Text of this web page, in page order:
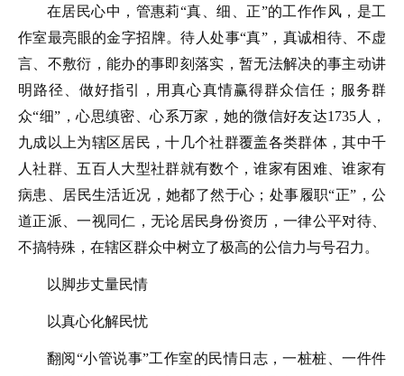
在居民心中，管惠莉“真、细、正”的工作作风，是工
作室最亮眼的金字招牌。待人处事“真”，真诚相待、不虚
言、不敷衍，能办的事即刻落实，暂无法解决的事主动讲
明路径、做好指引，用真心真情赢得群众信任；服务群
众“细”，心思缜密、心系万家，她的微信好友达1735人，
九成以上为辖区居民，十几个社群覆盖各类群体，其中千
人社群、五百人大型社群就有数个，谁家有困难、谁家有
病患、居民生活近况，她都了然于心；处事履职“正”，公
道正派、一视同仁，无论居民身份资历，一律公平对待、
不搞特殊，在辖区群众中树立了极高的公信力与号召力。
以脚步丈量民情
以真心化解民忧
翻阅“小管说事”工作室的民情日志，一桩桩、一件件